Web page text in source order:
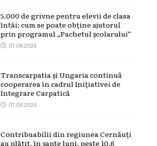
5.000 de grivne pentru elevii de clasa
întâi: cum se poate obține ajutorul
prin programul „Pachetul școlarului”
07.08.2026
Transcarpatia și Ungaria continuă
cooperarea în cadrul Inițiativei de
Integrare Carpatică
07.08.2026
Contribuabilii din regiunea Cernăuți
au plătit, în șapte luni, peste 10,6